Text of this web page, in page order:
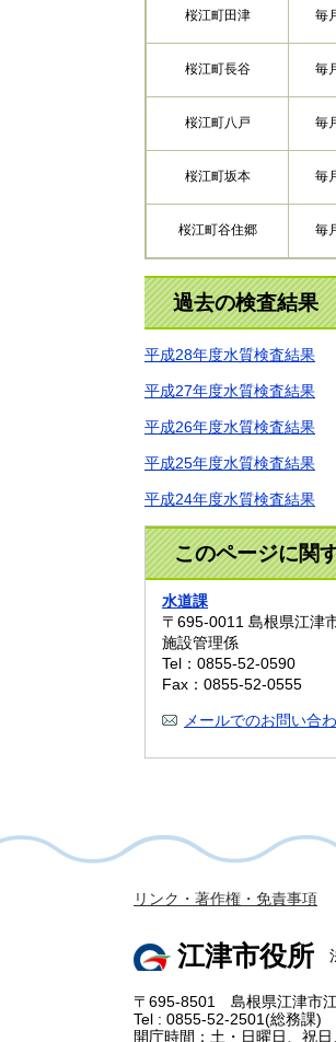
桜江町田津 毎
桜江町長谷 毎
桜江町八戸 毎
桜江町坂本 毎
桜江町谷住郷 毎
過去の検査結果
平成28年度水質検査結果
平成27年度水質検査結果
平成26年度水質検査結果
平成25年度水質検査結果
平成24年度水質検査結果
このページに関
水道課
〒695-0011 島根県江津
施設管理係
Tel：0855-52-0590
Fax：0855-52-0555
メールでのお問い合
リンク・著作権・免責事項
江津市役所
〒695-8501 島根県江津市
Tel : 0855-52-2501(総務課)
開庁時間：土・日曜日、祝